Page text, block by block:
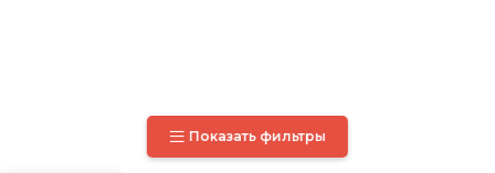
Показать фильтры